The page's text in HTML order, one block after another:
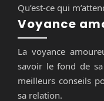
Qu’est-ce qui
Voyance
La voyance
savoir le fond de
meilleurs conseils
sa relation.